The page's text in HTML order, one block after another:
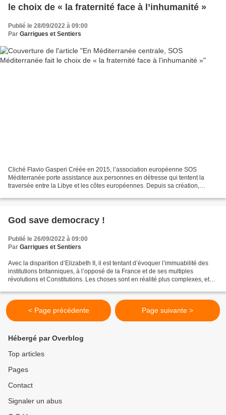
le choix de « la fraternité face à l’inhumanité »
Publié le 28/09/2022 à 09:00
Par Garrigues et Sentiers
Cliché Flavio Gasperi Créée en 2015, l’association européenne SOS
Méditerranée porte assistance aux personnes en détresse qui tentent la
traversée entre la Libye et les côtes européennes. Depuis sa création,
God save democracy !
Publié le 26/09/2022 à 09:00
Par Garrigues et Sentiers
Avec la disparition d’Elizabeth II, il est tentant d’évoquer l’immuabilité des
institutions britanniques, à l’opposé de la France et de ses multiples
révolutions et Constitutions. Les choses sont en réalité plus complexes, et
< Page précédente Page suivante >
Hébergé par Overblog
Top articles
Pages
Contact
Signaler un abus